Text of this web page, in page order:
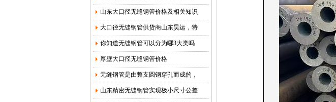
山东大口径无缝钢管价格及相关知识
大口径无缝钢管供货商山东昊运，特
你知道无缝钢管可以分为哪3大类吗
厚壁大口径无缝钢管价格
无缝钢管是由整支圆钢穿孔而成的，
山东精密无缝钢管实现极小尺寸公差